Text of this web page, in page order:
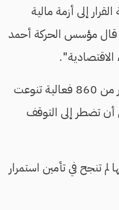
مرجعة القرار إلى أزمة مالية
قال مؤسس الحركة أحمد
الاقتصادية".
نشره مساء أمس الأربعاء، إن الحركة نظمت على مدار 15 عامًا أكثر من 860 فعالية تنوعت
أن تضطر إلى التوقف
تنجح في تأمين استمرار